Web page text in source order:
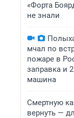
«Форта
не знали
мчал по
пожаре в
заправка и
машина
Смертную
вернуть —